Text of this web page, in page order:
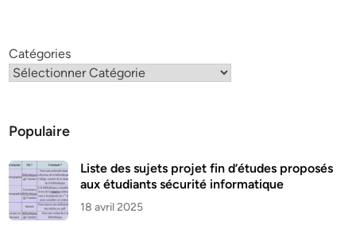
Catégories
Populaire
Liste des sujets projet fin d’études proposés
aux étudiants sécurité informatique
18 avril 2025